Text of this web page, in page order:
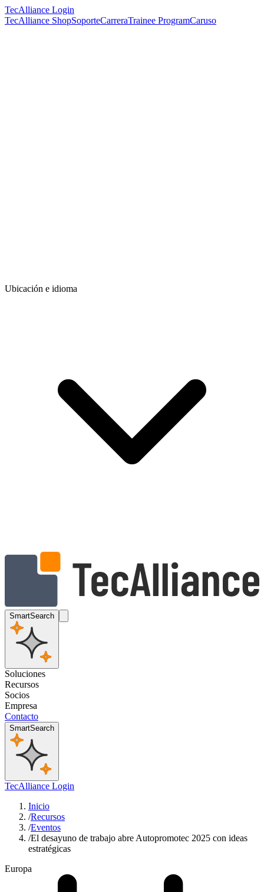
TecAlliance Login
TecAlliance ShopSoporteCarreraTrainee ProgramCaruso
Ubicación e idioma
SmartSearch
Soluciones
Recursos
Socios
Empresa
Contacto
SmartSearch
TecAlliance Login
Inicio
/Recursos
/Eventos
/El desayuno de trabajo abre Autopromotec 2025 con ideas
estratégicas
Europa